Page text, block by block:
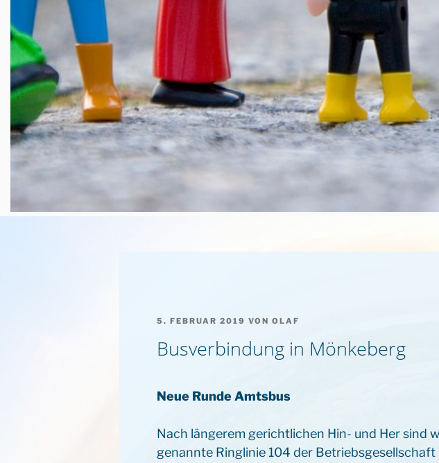
VERÖFFENTLICHT
5. FEBRUAR 2019 VON OLAF
Busverbindung in Mönkeberg
Neue Runde Amtsbus
Nach längerem gerichtlichen Hin- und Her sind
genannte Ringlinie 104 der